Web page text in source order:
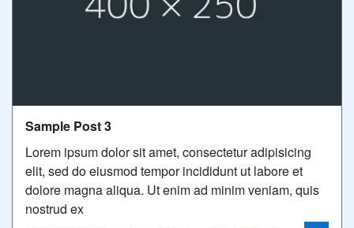
Sample Post 3
Lorem ipsum dolor sit amet, consectetur adipisicing
elit, sed do eiusmod tempor incididunt ut labore et
dolore magna aliqua. Ut enim ad minim veniam, quis
nostrud ex